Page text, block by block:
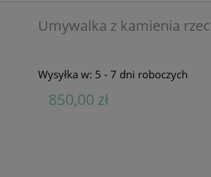
Umywalka z kamienia
Wysyłka w: 5 - 7 dni roboczych
850,00 zł